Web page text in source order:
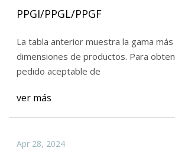
PPGI/PPGL/PPGF
La tabla anterior muestra la gama
dimensiones de productos. Para obtener un rango de
pedido aceptable de
ver más
Apr 28, 2024